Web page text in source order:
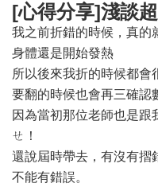
[心得分享]淺談
我之前折錯的時候，真的
身體還是開始發熱
所以後來我折的時候都會
要翻的時候也會再三確認
因為當初那位老師也是跟
ㄝ！
還說屆時帶去，有沒有摺
不能有錯誤。